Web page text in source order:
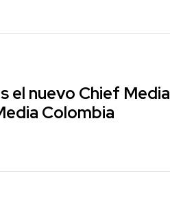
el nuevo Chief Media
Colombia